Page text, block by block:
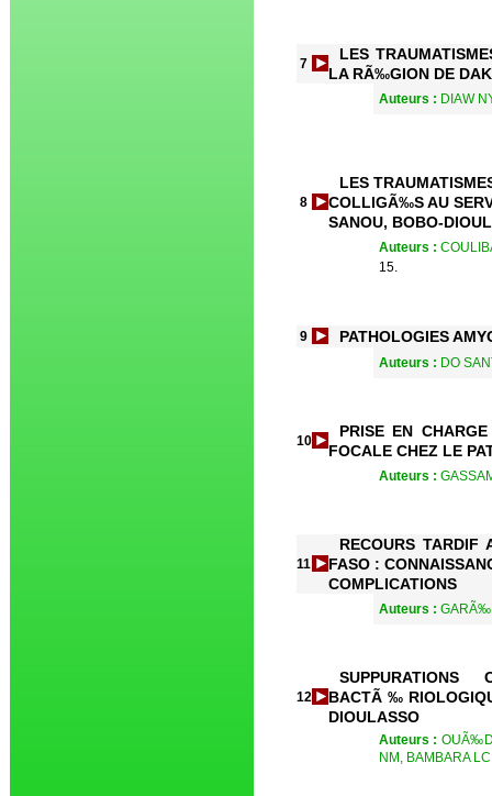
7
LES
LA RÃ‰GION DE
Auteurs : DIAW
8
LES
COLLIGÃ‰S AU
SANOU, BOBO-
Auteurs :
15.
9 PATHOLOGIES
Auteurs : DO
10
PRISE EN
FOCALE CHEZ LE
Auteurs :
11
RECOURS TARDIF
FASO :
COMPLICATIONS
Auteurs : GARÃ‰
12
DIOULASSO
Auteurs :
NM, BAMBARA